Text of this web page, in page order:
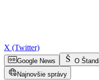
X (Twitter)
Google News O
Najnovšie správy